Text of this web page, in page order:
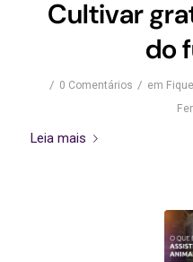
Cultivar
do
/ 0 Comentários / em
Leia mais